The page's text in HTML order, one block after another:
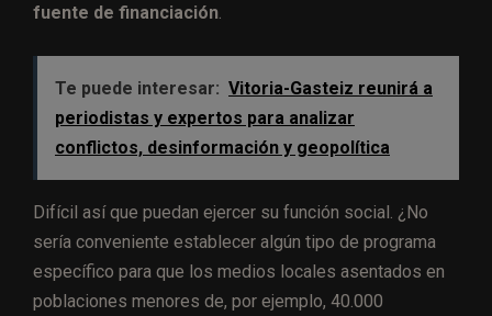
fuente de financiación.
Te puede interesar: Vitoria-Gasteiz reunirá a
periodistas y expertos para analizar
conflictos, desinformación y geopolítica
Difícil así que puedan ejercer su función social. ¿No
sería conveniente establecer algún tipo de programa
específico para que los medios locales asentados en
poblaciones menores de, por ejemplo, 40.000